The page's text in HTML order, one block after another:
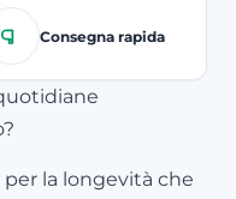
Consegna rapida
la longevità che